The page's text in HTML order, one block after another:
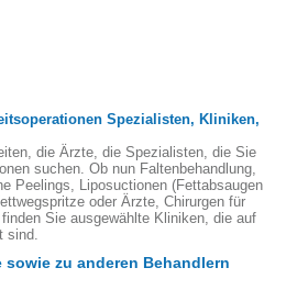
Spezialisten, Kliniken,
die Ärzte, die Spezialisten, die Sie
suchen. Ob nun Faltenbehandlung,
Peelings, Liposuctionen (Fettabsaugen
oder Ärzte, Chirurgen für
Sie ausgewählte Kliniken, die auf
sind.
zu anderen Behandlern